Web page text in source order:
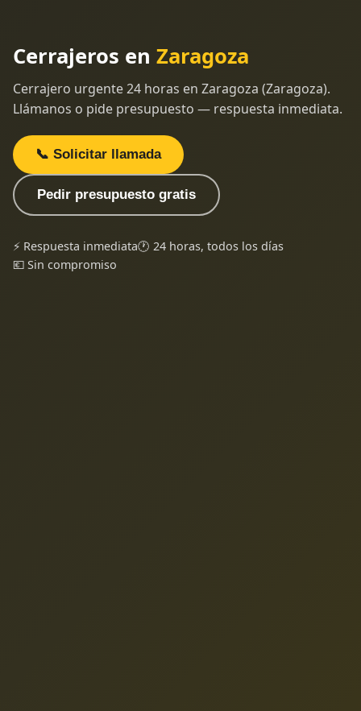
Cerrajeros en Zaragoza
Cerrajero urgente 24 horas en Zaragoza (Zaragoza).
Llámanos o pide presupuesto — respuesta inmediata.
📞 Solicitar llamada
Pedir presupuesto gratis
⚡ Respuesta inmediata🕐 24 horas, todos los días
💶 Sin compromiso